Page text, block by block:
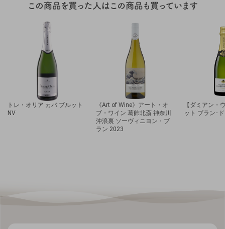
トレ・オリア カバ ブルット
NV
《Art of Wine》アート・オ
ブ・ワイン 葛飾北斎 神奈川
沖浪裏 ソーヴィニヨン・ブ
ラン 2023
【ダミアン・
ット ブラン･